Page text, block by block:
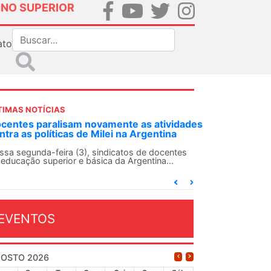
SUPERIOR
NOTÍCIAS
ANDES-SN convoca docentes para Dia de
Solidariedade Internacionalista com Cuba em
13 de agosto
O ANDES-SN conclama suas seções sindicais e o
2026